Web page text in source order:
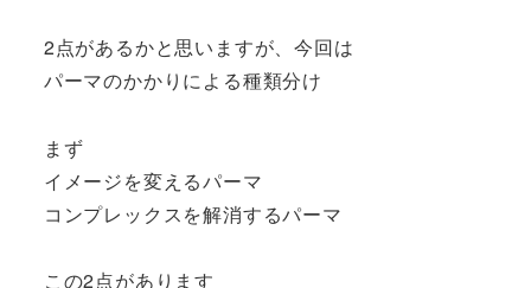
2点があるかと思いますが、今回は
パーマのかかりによる種類分け
まず
イメージを変えるパーマ
コンプレックスを解消するパーマ
この2点があります